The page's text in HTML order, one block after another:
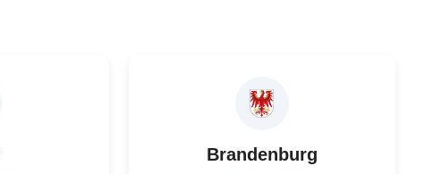
Brandenburg